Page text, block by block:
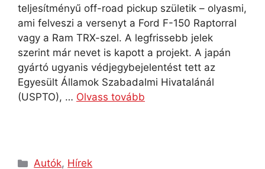
teljesítményű off-road pickup születik – olyasmi,
ami felveszi a versenyt a Ford F-150 Raptorral
vagy a Ram TRX-szel. A legfrissebb jelek
szerint már nevet is kapott a projekt. A japán
gyártó ugyanis védjegybejelentést tett az
Egyesült Államok Szabadalmi Hivatalánál
(USPTO), … Olvass tovább
Autók, Hírek